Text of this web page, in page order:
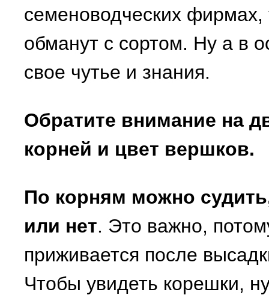
семеноводческих
обманут с сортом. Ну а в
свое чутье и знания.
Обратите внимание на
корней и цвет вершков.
По корням можно
или нет. Это важно,
приживается после
Чтобы увидеть корешки,